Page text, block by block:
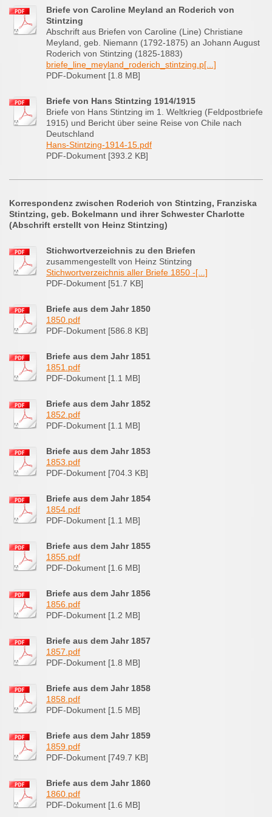
Briefe von Caroline Meyland an Roderich von
Stintzing
Abschrift aus Briefen von Caroline (Line) Christiane
Meyland, geb. Niemann (1792-1875) an Johann August
Roderich von Stintzing (1825-1883)
briefe_line_meyland_roderich_stintzing.p[...]
PDF-Dokument [1.8 MB]
Briefe von Hans Stintzing 1914/1915
Briefe von Hans Stintzing im 1. Weltkrieg (Feldpostbriefe
1915) und Bericht über seine Reise von Chile nach
Deutschland
Hans-Stintzing-1914-15.pdf
PDF-Dokument [393.2 KB]
Korrespondenz zwischen Roderich von Stintzing, Franziska
Stintzing, geb. Bokelmann und ihrer Schwester Charlotte
(Abschrift erstellt von Heinz Stintzing)
Stichwortverzeichnis zu den Briefen
zusammengestellt von Heinz Stintzing
Stichwortverzeichnis aller Briefe 1850 -[...]
PDF-Dokument [51.7 KB]
Briefe aus dem Jahr 1850
1850.pdf
PDF-Dokument [586.8 KB]
Briefe aus dem Jahr 1851
1851.pdf
PDF-Dokument [1.1 MB]
Briefe aus dem Jahr 1852
1852.pdf
PDF-Dokument [1.1 MB]
Briefe aus dem Jahr 1853
1853.pdf
PDF-Dokument [704.3 KB]
Briefe aus dem Jahr 1854
1854.pdf
PDF-Dokument [1.1 MB]
Briefe aus dem Jahr 1855
1855.pdf
PDF-Dokument [1.6 MB]
Briefe aus dem Jahr 1856
1856.pdf
PDF-Dokument [1.2 MB]
Briefe aus dem Jahr 1857
1857.pdf
PDF-Dokument [1.8 MB]
Briefe aus dem Jahr 1858
1858.pdf
PDF-Dokument [1.5 MB]
Briefe aus dem Jahr 1859
1859.pdf
PDF-Dokument [749.7 KB]
Briefe aus dem Jahr 1860
1860.pdf
PDF-Dokument [1.6 MB]